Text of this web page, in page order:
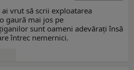
vrut să scrii exploatarea
gaură mai jos pe
sunt oameni adevărați însă
întrec nemernici.